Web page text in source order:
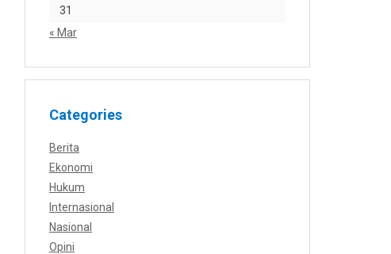
31
« Mar
Categories
Berita
Ekonomi
Hukum
Internasional
Nasional
Opini